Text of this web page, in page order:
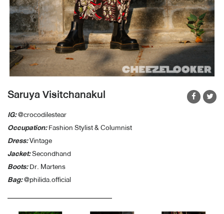
Saruya Visitchanakul
IG:@crocodilestear
Occupation:Fashion Stylist & Columnist
Dress:Vintage
Jacket:Secondhand
Boots:Dr. Martens
Bag:@philida.official